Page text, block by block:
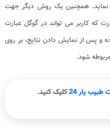
نماید. همچنین یک روش دیگر جهت
که کاربر می تواند در گوگل عبارت
و پس از نمایش دادن نتایج، بر روی
شود.
طبیب یار 24 کلیک کنید.